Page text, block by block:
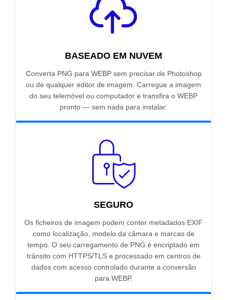
BASEADO EM NUVEM
Converta PNG para WEBP sem precisar de Photoshop
ou de qualquer editor de imagem. Carregue a imagem
do seu telemóvel ou computador e transfira o WEBP
pronto — sem nada para instalar.
SEGURO
Os ficheiros de imagem podem conter metadados EXIF
como localização, modelo da câmara e marcas de
tempo. O seu carregamento de PNG é encriptado em
trânsito com HTTPS/TLS e processado em centros de
dados com acesso controlado durante a conversão
para WEBP.